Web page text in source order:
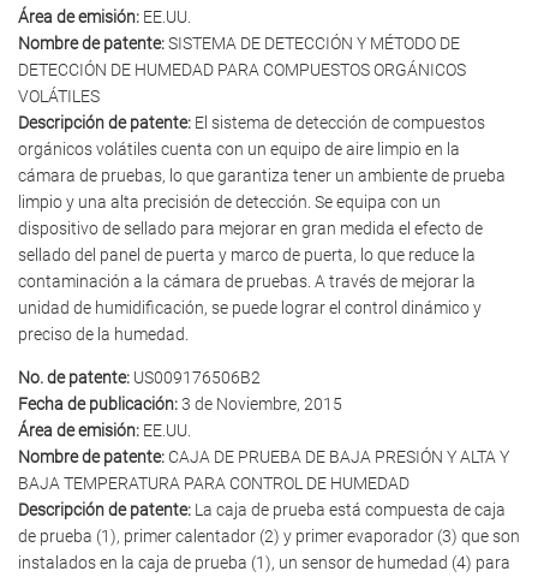
Área de emisión: EE.UU.
Nombre de patente:SISTEMA DE DETECCIÓN Y MÉTODO DE
DETECCIÓN DE HUMEDAD PARA COMPUESTOS ORGÁNICOS
VOLÁTILES
Descripción de patente: El sistema de detección de compuestos
orgánicos volátiles cuenta con un equipo de aire limpio en la
cámara de pruebas, lo que garantiza tener un ambiente de prueba
limpio y una alta precisión de detección. Se equipa con un
dispositivo de sellado para mejorar en gran medida el efecto de
sellado del panel de puerta y marco de puerta, lo que reduce la
contaminación a la cámara de pruebas. A través de mejorar la
unidad de humidificación, se puede lograr el control dinámico y
preciso de la humedad.
No. de patente: US009176506B2
Fecha de publicación:3 de Noviembre, 2015
Área de emisión: EE.UU.
Nombre de patente: CAJA DE PRUEBA DE BAJA PRESIÓN Y ALTA Y
BAJA TEMPERATURA PARA CONTROL DE HUMEDAD
Descripción de patente: La caja de prueba está compuesta de caja
de prueba (1), primer calentador (2) y primer evaporador (3) que son
instalados en la caja de prueba (1), un sensor de humedad (4) para